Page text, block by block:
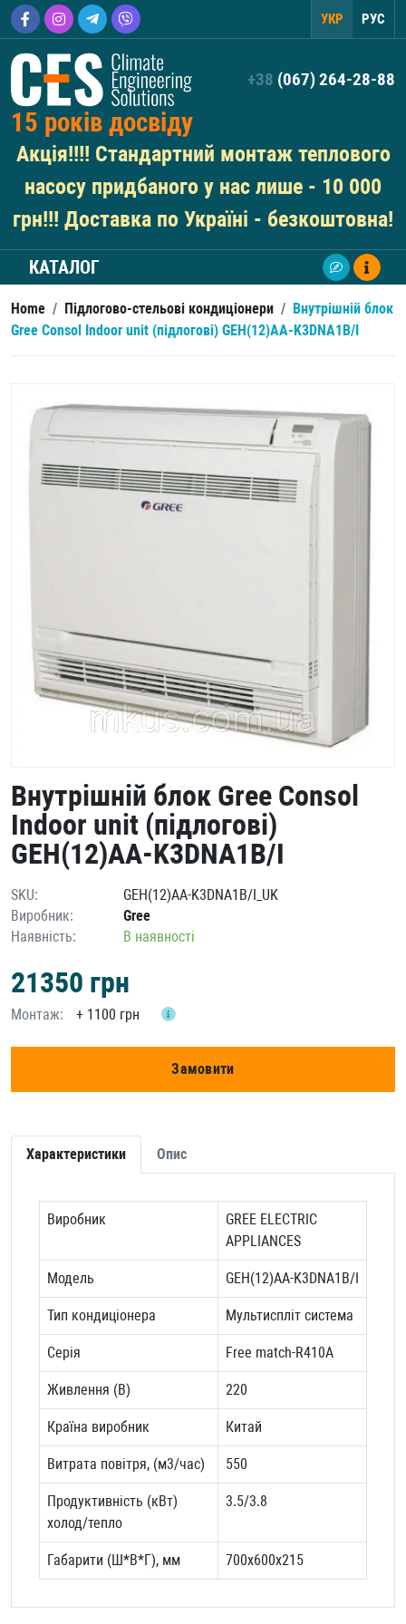
УКР РУС
+38 (067) 264-28-88
15 років досвіду
Акція!!!! Стандартний монтаж теплового
насосу придбаного у нас лише - 10 000
грн!!! Доставка по Україні - безкоштовна!
КАТАЛОГ
Home / Підлогово-стельові кондиціонери / Внутрішній блок
Gree Consol Indoor unit (підлогові) GEH(12)AA-K3DNA1B/I
Внутрішній блок Gree Consol
Indoor unit (підлогові)
GEH(12)AA-K3DNA1B/I
SKU:
GEH(12)AA-K3DNA1B/I_UK
Виробник:
Gree
Наявність:
В наявності
21350 грн
Монтаж: + 1100 грн
Замовити
Характеристики Опис
Виробник
GREE ELECTRIC
APPLIANCES
Модель GEH(12)AA-K3DNA1B/I
Тип кондиціонера Мультиспліт система
Серія Free match-R410A
Живлення (В) 220
Країна виробник Китай
Витрата повітря, (м3/час) 550
Продуктивність (кВт)
холод/тепло
3.5/3.8
Габарити (Ш*В*Г), мм 700x600x215